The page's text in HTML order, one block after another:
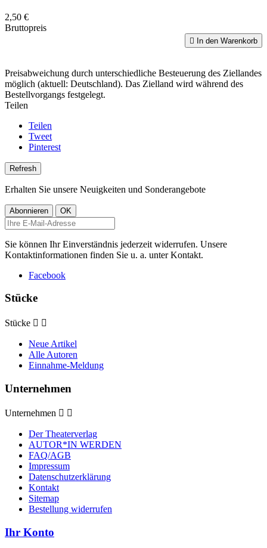
2,50 €
Bruttopreis
 In den Warenkorb
Preisabweichung durch unterschiedliche Besteuerung des Ziellandes
möglich (aktuell: Deutschland). Das Zielland wird während des
Bestellvorgangs festgelegt.
Teilen
Teilen
Tweet
Pinterest
Erhalten Sie unsere Neuigkeiten und Sonderangebote
Sie können Ihr Einverständnis jederzeit widerrufen. Unsere
Kontaktinformationen finden Sie u. a. unter Kontakt.
Facebook
Stücke
Stücke  
Neue Artikel
Alle Autoren
Einnahme-Meldung
Unternehmen
Unternehmen  
Der Theaterverlag
AUTOR*IN WERDEN
FAQ/AGB
Impressum
Datenschutzerklärung
Kontakt
Sitemap
Bestellung widerrufen
Ihr Konto